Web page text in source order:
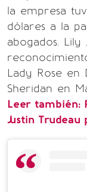
la empresa
dólares a la
abogados. Lily
Lady Rose en
Sheridan en
Leer también:
Justin